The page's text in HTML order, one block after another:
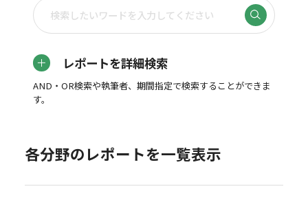
レポートを詳細検索
AND・OR検索や執筆者、期間指定で検索することができま
す。
各分野のレポートを一覧表示